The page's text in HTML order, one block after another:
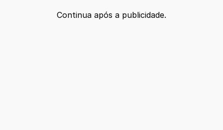
Continua após a publicidade.